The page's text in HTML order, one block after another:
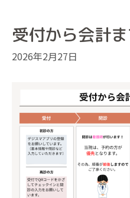
受付から会計
2026年2月27日